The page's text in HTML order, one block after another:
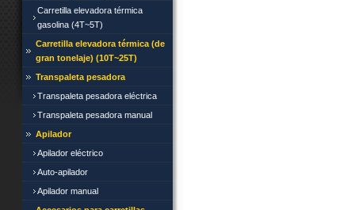
Carretilla elevadora térmica
gasolina (4T~5T)
Carretilla elevadora térmica (de
gran tonelaje) (10T~25T)
Transpaleta pesadora
Transpaleta pesadora eléctrica
Transpaleta pesadora manual
Apilador
Apilador eléctrico
Auto-apilador
Apilador manual